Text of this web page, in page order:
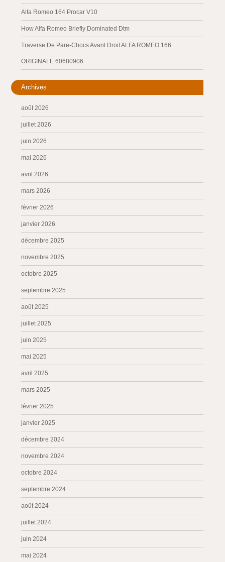
Alfa Romeo 164 Procar V10
How Alfa Romeo Briefly Dominated Dtm
Traverse De Pare-Chocs Avant Droit ALFA ROMEO 166
ORIGINALE 60680906
Archives
août 2026
juillet 2026
juin 2026
mai 2026
avril 2026
mars 2026
février 2026
janvier 2026
décembre 2025
novembre 2025
octobre 2025
septembre 2025
août 2025
juillet 2025
juin 2025
mai 2025
avril 2025
mars 2025
février 2025
janvier 2025
décembre 2024
novembre 2024
octobre 2024
septembre 2024
août 2024
juillet 2024
juin 2024
mai 2024